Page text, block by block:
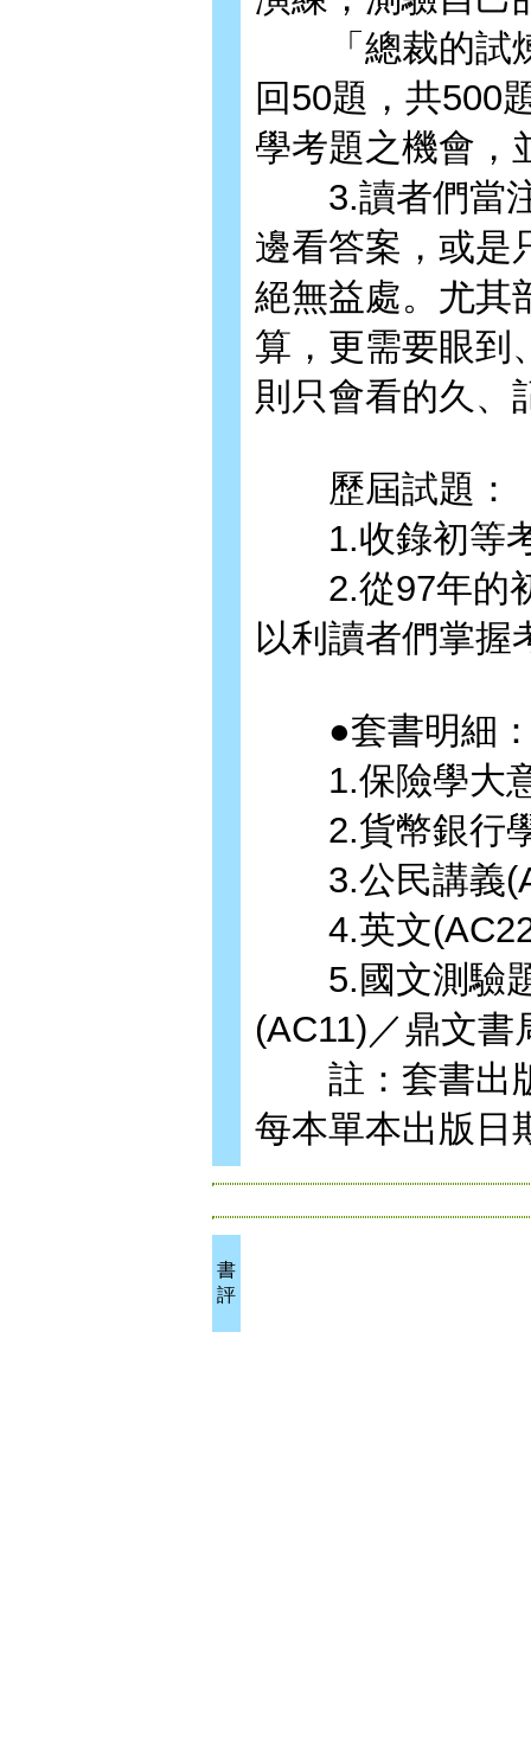
「總裁的試煉
回50題，共500
學考題之機會，
3.讀者們當注
邊看答案，或是
絕無益處。尤其
算，更需要眼到
則只會看的久、
歷屆試題：
1.收錄初等考
2.從97年的初
以利讀者們掌握
●套書明細
1.保險學大意
2.貨幣銀行學
3.公民講義
4.英文
5.國文測驗題
(AC11)／鼎文書
註：套書出版
每本單本出版日
書
評